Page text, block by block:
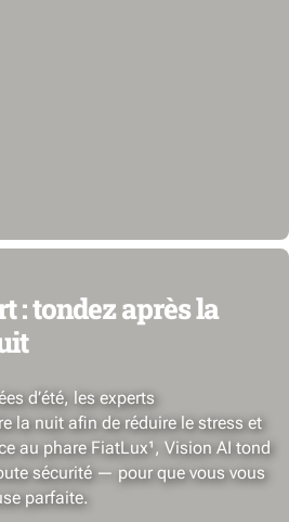
: tondez après la
d’été, les experts
la nuit afin de réduire le stress et
au phare FiatLux¹, Vision AI tond
sécurité — pour que vous vous
parfaite.